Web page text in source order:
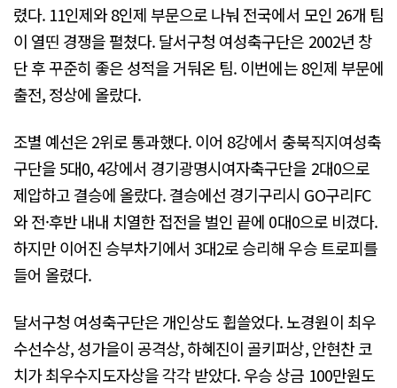
렸다. 11인제와 8인제 부문으로 나눠 전국에서 모인 26개 팀
이 열띤 경쟁을 펼쳤다. 달서구청 여성축구단은 2002년 창
단 후 꾸준히 좋은 성적을 거둬온 팀. 이번에는 8인제 부문에
출전, 정상에 올랐다.
조별 예선은 2위로 통과했다. 이어 8강에서 충북직지여성축
구단을 5대0, 4강에서 경기광명시여자축구단을 2대0으로
제압하고 결승에 올랐다. 결승에선 경기구리시 GO구리FC
와 전·후반 내내 치열한 접전을 벌인 끝에 0대0으로 비겼다.
하지만 이어진 승부차기에서 3대2로 승리해 우승 트로피를
들어 올렸다.
달서구청 여성축구단은 개인상도 휩쓸었다. 노경원이 최우
수선수상, 성가을이 공격상, 하혜진이 골키퍼상, 안현찬 코
치가 최우수지도자상을 각각 받았다. 우승 상금 100만원도